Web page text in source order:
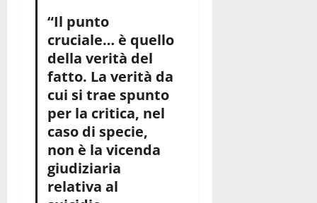
“Il punto
cruciale… è quello
della verità del
fatto. La verità da
cui si trae spunto
per la critica, nel
caso di specie,
non è la vicenda
giudiziaria
relativa al